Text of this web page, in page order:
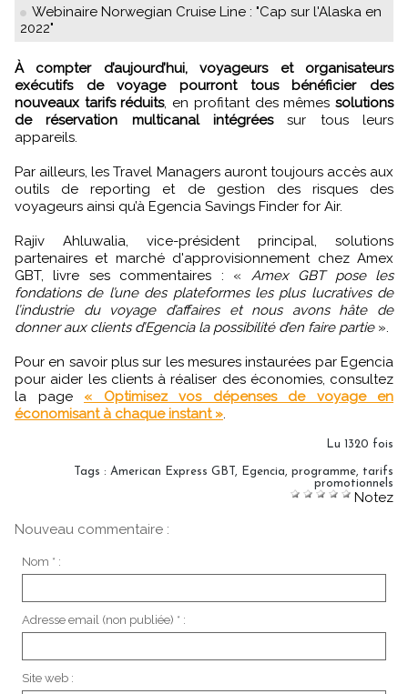
Webinaire Norwegian Cruise Line : "Cap sur l'Alaska en
2022"
À compter d’aujourd’hui, voyageurs et organisateurs
exécutifs de voyage pourront tous bénéficier des
nouveaux tarifs réduits, en profitant des mêmessolutions
de réservation multicanal intégréessur tous leurs
appareils.
Par ailleurs, les Travel Managers auront toujours accès aux
outils de reporting et de gestion des risques des
voyageurs ainsi qu’à Egencia Savings Finder for Air.
Rajiv Ahluwalia, vice-président principal, solutions
partenaires et marché d'approvisionnement chez Amex
GBT, livre ses commentaires : « Amex GBT pose les
fondations de l’une des plateformes les plus lucratives de
l’industrie du voyage d’affaires et nous avons hâte de
donner aux clients d’Egencia la possibilité d’en faire partie».
Pour en savoir plus sur les mesures instaurées par Egencia
pour aider les clients à réaliser des économies, consultez
la page « Optimisez vos dépenses de voyage en
économisant à chaque instant ».
Lu 1320 fois
Tags : American Express GBT , Egencia, programme, tarifs
promotionnels
Notez
Nouveau commentaire :
Nom * :
Adresse email (non publiée) * :
Site web :